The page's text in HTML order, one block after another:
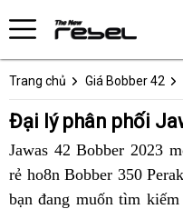
Trang chủ Giá Bobber 42
Đại lý phân phối
Jawas 42 Bobber 2023
rẻ ho8n Bobber 350
bạn đang muốn tìm